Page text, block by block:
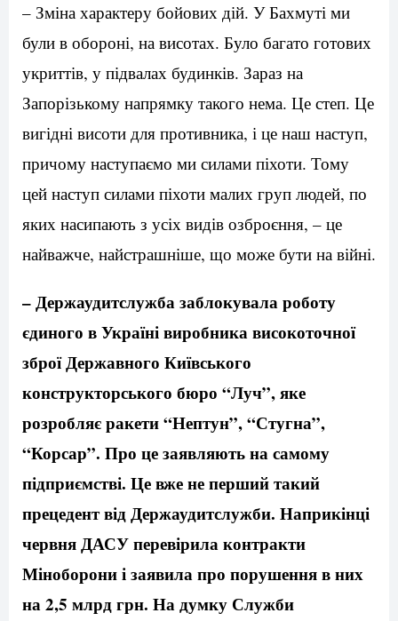
– Зміна характеру бойових дій. У Бахмуті ми
були в обороні, на висотах. Було багато готових
укриттів, у підвалах будинків. Зараз на
Запорізькому напрямку такого нема. Це степ. Це
вигідні висоти для противника, і це наш наступ,
причому наступаємо ми силами піхоти. Тому
цей наступ силами піхоти малих груп людей, по
яких насипають з усіх видів озброєння, – це
найважче, найстрашніше, що може бути на війні.
– Держаудитслужба заблокувала роботу
єдиного в Україні виробника високоточної
зброї Державного Київського
конструкторського бюро “Луч”, яке
розробляє ракети “Нептун”, “Стугна”,
“Корсар”. Про це заявляють на самому
підприємстві. Це вже не перший такий
прецедент від Держаудитслужби. Наприкінці
червня ДАСУ перевірила контракти
Міноборони і заявила про порушення в них
на 2,5 млрд грн. На думку Служби